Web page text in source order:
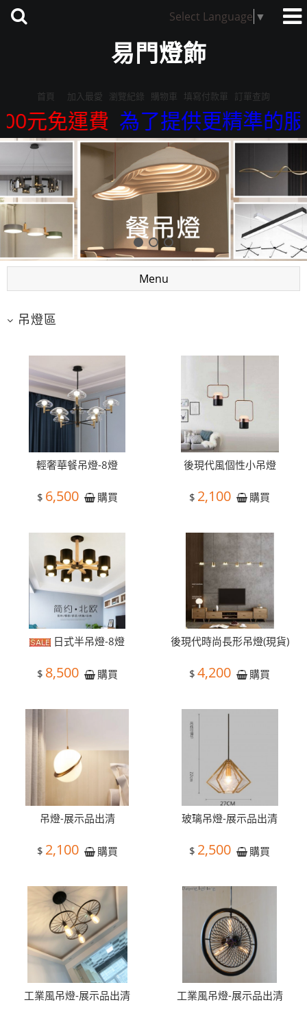
Select Language ▼
易門燈飾
首頁 加入最愛 瀏覽紀錄 購物車 填寫付款單 訂單查詢
運費 為了提供更精準的服務
Menu
吊燈區
輕奢華餐吊燈-8燈
$ 6,500 購買
後現代風個性小吊燈
$ 2,100 購買
日式半吊燈-8燈
$ 8,500 購買
後現代時尚長形吊燈(現貨)
$ 4,200 購買
吊燈-展示品出清
$ 2,100 購買
玻璃吊燈-展示品出清
$ 2,500 購買
工業風吊燈-展示品出清 工業風吊燈-展示品出清